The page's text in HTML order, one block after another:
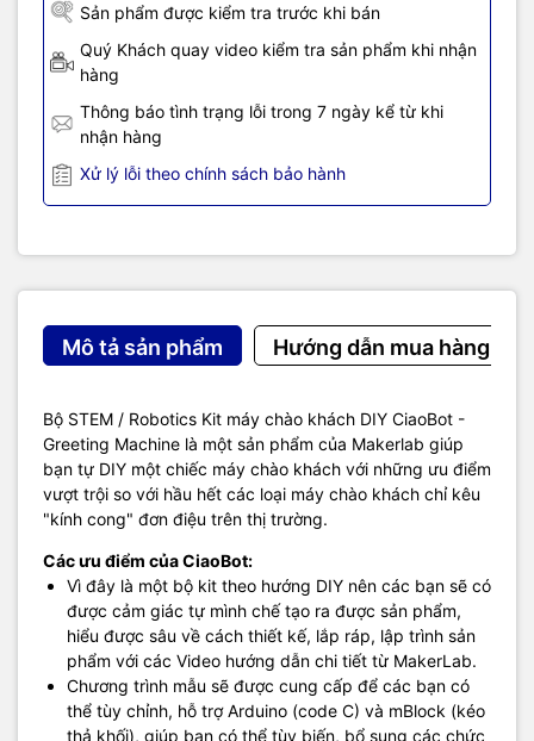
Sản phẩm được kiểm tra trước khi bán
Quý Khách quay video kiểm tra sản phẩm khi nhận
hàng
Thông báo tình trạng lỗi trong 7 ngày kể từ khi
nhận hàng
Xử lý lỗi theo chính sách bảo hành
Mô tả sản phẩm Hướng dẫn mua hàng
Bộ STEM / Robotics Kit máy chào khách DIY CiaoBot -
Greeting Machine là một sản phẩm của Makerlab giúp
bạn tự DIY một chiếc máy chào khách với những ưu điểm
vượt trội so với hầu hết các loại máy chào khách chỉ kêu
"kính cong" đơn điệu trên thị trường.
Các ưu điểm của CiaoBot:
Vì đây là một bộ kit theo hướng DIY nên các bạn sẽ có
được cảm giác tự mình chế tạo ra được sản phẩm,
hiểu được sâu về cách thiết kế, lắp ráp, lập trình sản
phẩm với các Video hướng dẫn chi tiết từ MakerLab.
Chương trình mẫu sẽ được cung cấp để các bạn có
thể tùy chỉnh, hỗ trợ Arduino (code C) và mBlock (kéo
thả khối), giúp bạn có thể tùy biến, bổ sung các chức